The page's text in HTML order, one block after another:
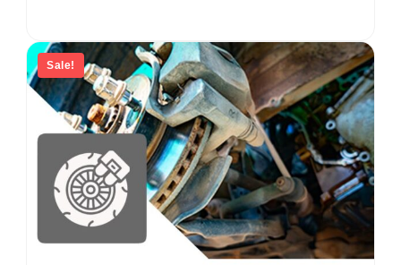
Sale!